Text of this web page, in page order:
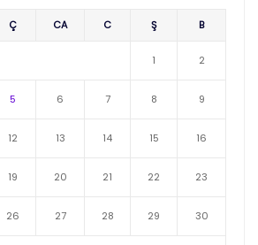
Ç CA C Ş B
1 2
5 6 7 8 9
12 13 14 15 16
19 20 21 22 23
26 27 28 29 30